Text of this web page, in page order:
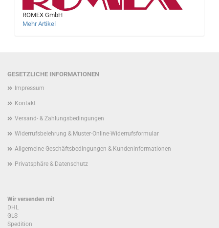
ROMEX GmbH
Mehr Artikel
GESETZLICHE INFORMATIONEN
Impressum
Kontakt
Versand- & Zahlungsbedingungen
Widerrufsbelehrung & Muster-Online-Widerrufsformular
Allgemeine Geschäftsbedingungen & Kundeninformationen
Privatsphäre & Datenschutz
Wir versenden mit
DHL
GLS
Spedition